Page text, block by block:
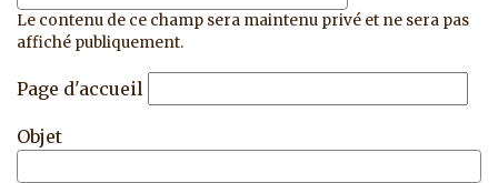
Le contenu de ce champ sera maintenu privé et ne sera pas
affiché publiquement.
Page d'accueil
Objet